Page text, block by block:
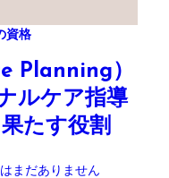
資格
Planning）
ルケア指導
たす役割
まだありません